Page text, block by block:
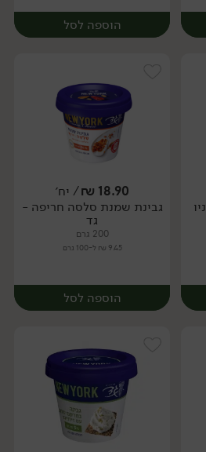
הוספה לסל
יח׳
גבינת קרם שמנת 30% ניו
18.90
₪/ יח׳
גבינת שמנת סלסה חריפה -
גד
200 גרם
9.45 ₪ ל-100 גרם
הוספה לסל